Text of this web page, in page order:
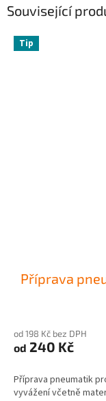
Související
Tip
Příprava
od 198 Kč bez DPH
od 240 Kč
Příprava pneumatik
vyvážení včetně